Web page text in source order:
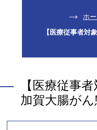
ホ
【医療従事者
【医療従事
加賀大腸がん